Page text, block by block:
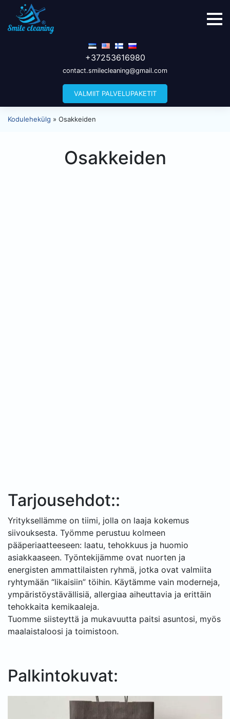
+37253616980
contact.smilecleaning@gmail.com
VALMIIT PALVELUPAKETIT
Kodulehekülg » Оsakkeiden
Оsakkeiden
Tarjousehdot::
Yrityksellämme on tiimi, jolla on laaja kokemus
siivouksesta. Työmme perustuu kolmeen
pääperiaatteeseen: laatu, tehokkuus ja huomio
asiakkaaseen. Työntekijämme ovat nuorten ja
energisten ammattilaisten ryhmä, jotka ovat valmiita
ryhtymään “likaisiin” töihin. Käytämme vain moderneja,
ympäristöystävällisiä, allergiaa aiheuttavia ja erittäin
tehokkaita kemikaaleja.
Tuomme siisteyttä ja mukavuutta paitsi asuntosi, myös
maalaistaloosi ja toimistoon.
Palkintokuvat: